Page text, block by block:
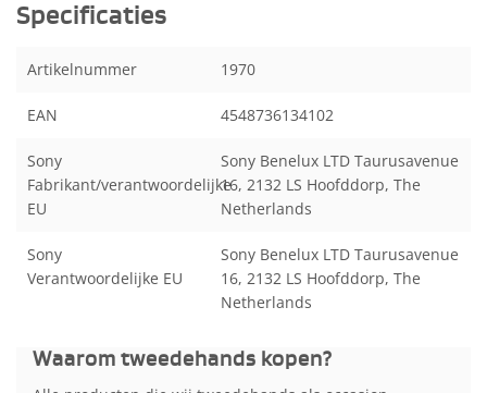
Specificaties
Artikelnummer 1970
EAN 4548736134102
Sony
Fabrikant/verantwoordelijke
EU
Sony Benelux LTD Taurusavenue
16, 2132 LS Hoofddorp, The
Netherlands
Sony
Verantwoordelijke EU
Sony Benelux LTD Taurusavenue
16, 2132 LS Hoofddorp, The
Netherlands
Waarom tweedehands kopen?